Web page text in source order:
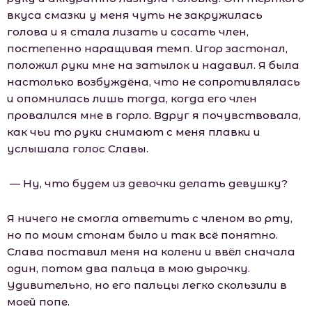
вкуса смазки у меня чуть не закружилась
голова и я стала лизать и сосать член,
постепенно наращивая темп. Игор застонал,
положил руки мне на затылок и надавил. Я была
настолько возбуждёна, что не сопротивлялась
и опомнилась лишь тогда, когда его член
провалился мне в горло. Вдруг я почувствовала,
как чьи то руки снимают с меня плавки и
услышала голос Славы.
— Ну, что будем из девочки делать девушку?
Я ничего не смогла ответить с членом во рту,
но по моим стонам было и так всё понятно.
Слава поставил меня на колени и ввёл сначала
один, потом два пальца в мою дырочку.
Удивительно, но его пальцы легко скользили в
моей попе.